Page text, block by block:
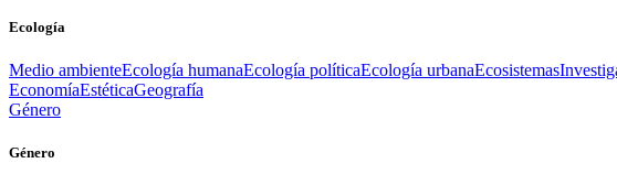
Ecología
Medio ambienteEcología humanaEcología políticaEcología urbanaEcosistemas
EconomíaEstéticaGeografía
Género
Género